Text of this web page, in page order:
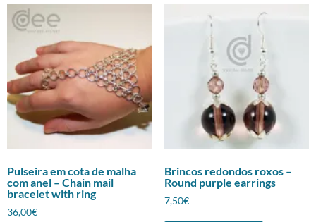
Pulseira em cota de malha
com anel – Chain mail
bracelet with ring
36,00€
Brincos redondos roxos –
Round purple earrings
7,50€